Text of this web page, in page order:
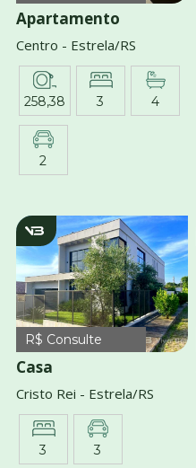
Apartamento
Centro - Estrela/RS
258,38 3 4
2
v3029
R$ Consulte
Casa
Cristo Rei - Estrela/RS
3 3